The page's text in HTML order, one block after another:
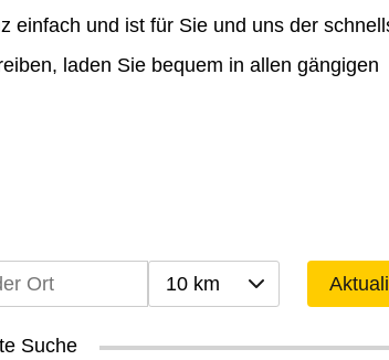
einfach und ist für Sie und uns der
laden Sie bequem in allen gängigen
10 km
Suche